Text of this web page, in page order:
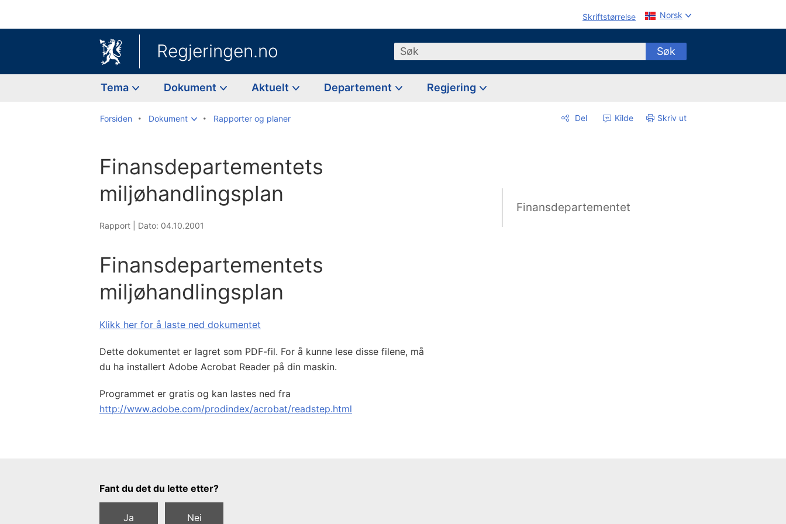
Skriftstørrelse Norsk
Regjeringen.no Søk Søk
Tema Dokument Aktuelt Departement Regjering
Forsiden Dokument Rapporter og planer Del Kilde Skriv ut
Finansdepartementets
miljøhandlingsplan
Rapport | Dato: 04.10.2001
Finansdepartementets
miljøhandlingsplan
Klikk her for å laste ned dokumentet
Dette dokumentet er lagret som PDF-fil. For å kunne lese disse filene, må
du ha installert Adobe Acrobat Reader på din maskin.
Programmet er gratis og kan lastes ned fra
http://www.adobe.com/prodindex/acrobat/readstep.html
Finansdepartementet
Tilbakemeldingsskjema
Fant du det du lette etter?
Ja Nei